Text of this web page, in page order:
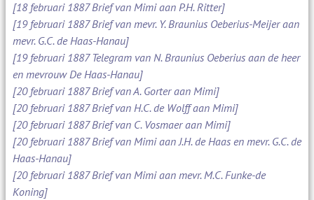
[18 februari 1887 Brief van Mimi aan P.H. Ritter]
[19 februari 1887 Brief van mevr. Y. Braunius Oeberius-Meijer aan
mevr. G.C. de Haas-Hanau]
[19 februari 1887 Telegram van N. Braunius Oeberius aan de heer
en mevrouw De Haas-Hanau]
[20 februari 1887 Brief van A. Gorter aan Mimi]
[20 februari 1887 Brief van H.C. de Wolff aan Mimi]
[20 februari 1887 Brief van C. Vosmaer aan Mimi]
[20 februari 1887 Brief van Mimi aan J.H. de Haas en mevr. G.C. de
Haas-Hanau]
[20 februari 1887 Brief van Mimi aan mevr. M.C. Funke-de
Koning]